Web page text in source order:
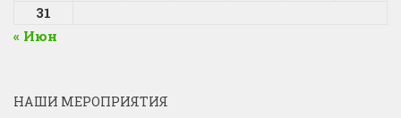
31
« Июн
НАШИ МЕРОПРИЯТИЯ